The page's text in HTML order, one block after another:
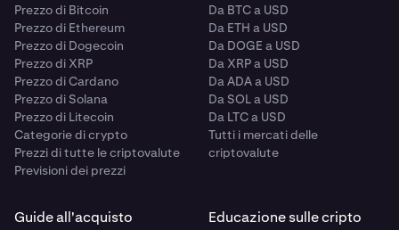
Prezzo di Bitcoin
Prezzo di Ethereum
Prezzo di Dogecoin
Prezzo di XRP
Prezzo di Cardano
Prezzo di Solana
Prezzo di Litecoin
Categorie di crypto
Prezzi di tutte le criptovalute
Previsioni dei prezzi
Da BTC a USD
Da ETH a USD
Da DOGE a USD
Da XRP a USD
Da ADA a USD
Da SOL a USD
Da LTC a USD
Tutti i mercati delle
criptovalute
Guide all'acquisto Educazione sulle cripto